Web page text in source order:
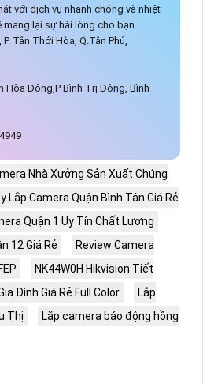
với dịch vụ nhanh chóng và nhiệt
lại sự hài lòng cho bạn.
Tân Thới Hòa, Q.Tân Phú,
Hòa Đông,P Bình Trị Đông, Bình
Nhà Xưởng Sản Xuất Chúng
Lắp Camera Quận Bình Tân Giá Rẻ
Quận 1 Uy Tín Chất Lượng
12 Giá Rẻ
Review Camera
NK44W0H Hikvision Tiết
Đình Giá Rẻ Full Color
Lắp
Thị
Lắp camera báo động hồng